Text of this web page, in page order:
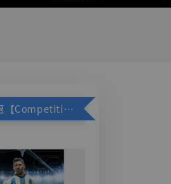
加購優惠【Competitive Toys 梅西 [CM001]】